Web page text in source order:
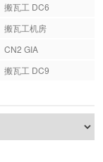
搬瓦工 DC6
搬瓦工机房
CN2 GIA
搬瓦工 DC9